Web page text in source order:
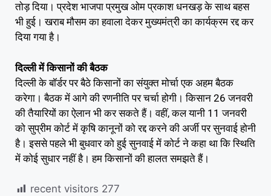
तोड़ दिया। प्रदेश भाजपा प्रमुख ओम प्रकाश धनखड़ के साथ बहस
भी हुई। खराब मौसम का हवाला देकर मुख्यमंत्री का कार्यक्रम रद्द कर
दिया गया है।
दिल्ली में किसानों की बैठक
दिल्ली के बॉर्डर पर बैठे किसानों का संयुक्त मोर्चा एक अहम बैठक
करेगा। बैठक में आगे की रणनीति पर चर्चा होगी। किसान 26 जनवरी
की तैयारियों का ऐलान भी कर सकते हैं। वहीं, कल यानी 11 जनवरी
को सुप्रीम कोर्ट में कृषि कानूनों को रद्द करने की अर्जी पर सुनवाई होनी
है। इससे पहले भी बुधवार को हुई सुनवाई में कोर्ट ने कहा था कि स्थिति
में कोई सुधार नहीं है। हम किसानों की हालत समझते हैं।
recent visitors 277